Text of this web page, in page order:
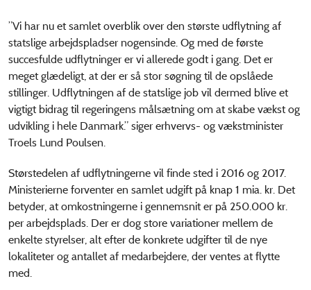
”Vi har nu et samlet overblik over den største udflytning af
statslige arbejdspladser nogensinde. Og med de første
succesfulde udflytninger er vi allerede godt i gang. Det er
meget glædeligt, at der er så stor søgning til de opslåede
stillinger. Udflytningen af de statslige job vil dermed blive et
vigtigt bidrag til regeringens målsætning om at skabe vækst og
udvikling i hele Danmark.” siger erhvervs- og vækstminister
Troels Lund Poulsen.
Størstedelen af udflytningerne vil finde sted i 2016 og 2017.
Ministerierne forventer en samlet udgift på knap 1 mia. kr. Det
betyder, at omkostningerne i gennemsnit er på 250.000 kr.
per arbejdsplads. Der er dog store variationer mellem de
enkelte styrelser, alt efter de konkrete udgifter til de nye
lokaliteter og antallet af medarbejdere, der ventes at flytte
med.